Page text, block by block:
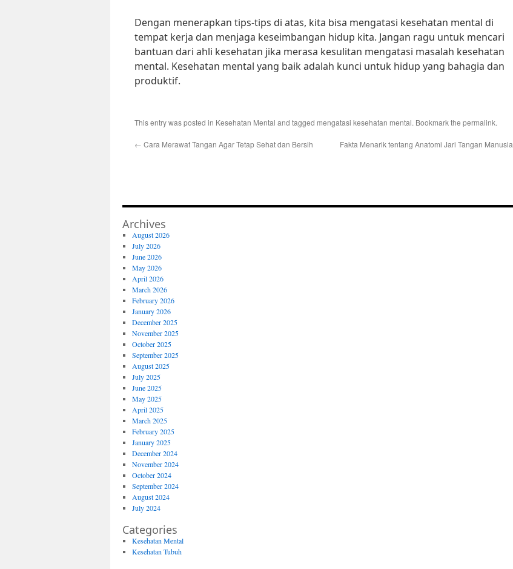
Dengan menerapkan tips-tips di atas, kita bisa mengatasi kesehatan mental di
tempat kerja dan menjaga keseimbangan hidup kita. Jangan ragu untuk mencari
bantuan dari ahli kesehatan jika merasa kesulitan mengatasi masalah kesehatan
mental. Kesehatan mental yang baik adalah kunci untuk hidup yang bahagia dan
produktif.
This entry was posted in Kesehatan Mental and tagged mengatasi kesehatan mental. Bookmark the permalink.
← Cara Merawat Tangan Agar Tetap Sehat dan Bersih Fakta Menarik tentang Anatomi Jari Tangan Manusia
Archives
August 2026
July 2026
June 2026
May 2026
April 2026
March 2026
February 2026
January 2026
December 2025
November 2025
October 2025
September 2025
August 2025
July 2025
June 2025
May 2025
April 2025
March 2025
February 2025
January 2025
December 2024
November 2024
October 2024
September 2024
August 2024
July 2024
Categories
Kesehatan Mental
Kesehatan Tubuh